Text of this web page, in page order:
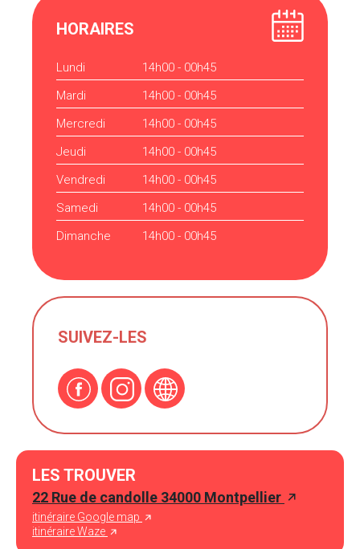
HORAIRES
Lundi
14h00 - 00h45
Mardi
14h00 - 00h45
Mercredi
14h00 - 00h45
Jeudi
14h00 - 00h45
Vendredi
14h00 - 00h45
Samedi
14h00 - 00h45
Dimanche
14h00 - 00h45
SUIVEZ-LES
LES TROUVER
22 Rue de candolle 34000 Montpellier
itinéraire Google map
itinéraire Waze